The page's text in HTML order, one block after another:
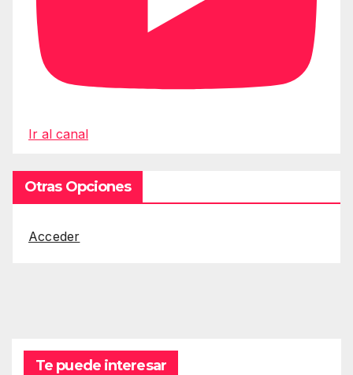
Ir al canal
Otras Opciones
Acceder
Te puede interesar